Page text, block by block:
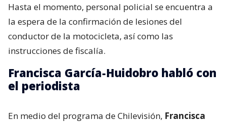
Hasta el momento, personal policial se encuentra a
la espera de la confirmación de lesiones del
conductor de la motocicleta, así como las
instrucciones de fiscalía.
Francisca García-Huidobro habló con
el periodista
En medio del programa de Chilevisión, Francisca